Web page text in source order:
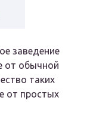
заведение
от обычной
таких
от простых